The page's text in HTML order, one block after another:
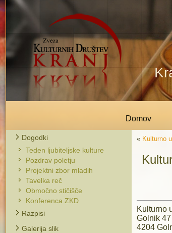
Domov
Dogodki
Teden ljubiteljske kulture
Pozdrav poletju
Projektni zbor mladih
Tavelka reč
Območno stičišče
Konferenca ZKD
Razpisi
Galerija slik
« Kulturno
Kulturno
Golnik 47
4204